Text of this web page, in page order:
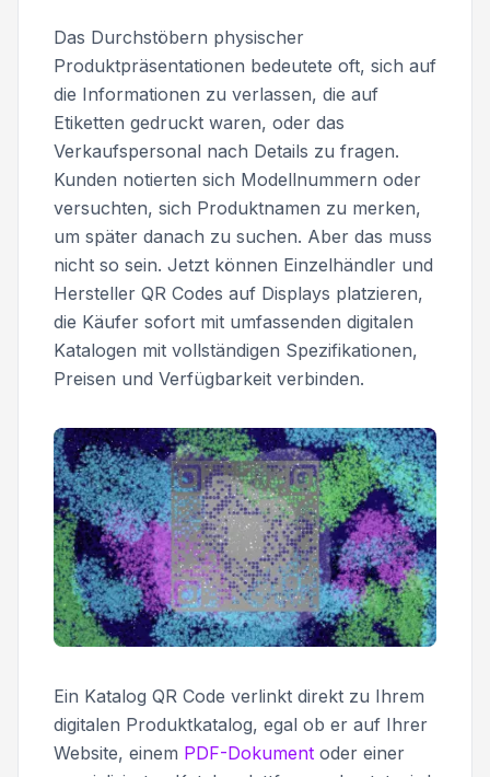
Das Durchstöbern physischer
Produktpräsentationen bedeutete oft, sich auf
die Informationen zu verlassen, die auf
Etiketten gedruckt waren, oder das
Verkaufspersonal nach Details zu fragen.
Kunden notierten sich Modellnummern oder
versuchten, sich Produktnamen zu merken,
um später danach zu suchen. Aber das muss
nicht so sein. Jetzt können Einzelhändler und
Hersteller QR Codes auf Displays platzieren,
die Käufer sofort mit umfassenden digitalen
Katalogen mit vollständigen Spezifikationen,
Preisen und Verfügbarkeit verbinden.
Ein Katalog QR Code verlinkt direkt zu Ihrem
digitalen Produktkatalog, egal ob er auf Ihrer
Website, einem PDF-Dokument oder einer